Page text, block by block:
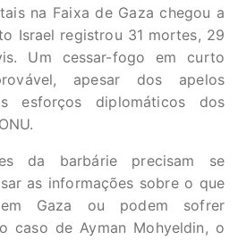
na Faixa de Gaza chegou a
Israel registrou 31 mortes, 29
Um cessar-fogo em curto
apesar dos apelos
esforços diplomáticos dos
da barbárie precisam se
as informações sobre o que
Gaza ou podem sofrer
caso de Ayman Mohyeldin, o